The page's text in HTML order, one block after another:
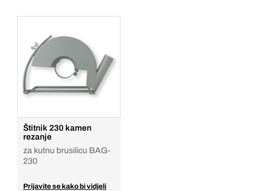
Štitnik 230 kamen
rezanje
za kutnu brusilicu BAG-
230
Prijavite se kako bi vidjeli